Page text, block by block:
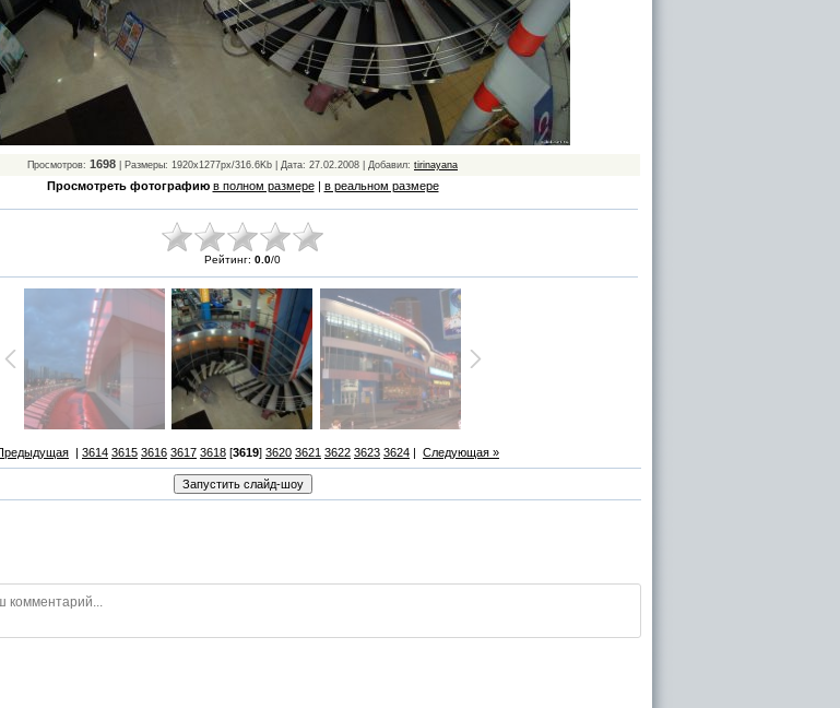
Просмотров: 1698 | Размеры: 1920x1277px/316.6Kb | Дата: 27.02.2008 | Добавил: tirinayana
Просмотреть фотографию в полном размере| в реальном размере
Рейтинг: 0.0/0
| 3614 3615 3616 3617 3618 [3619] 3620 3621 3622 3623 3624 | Следующая »